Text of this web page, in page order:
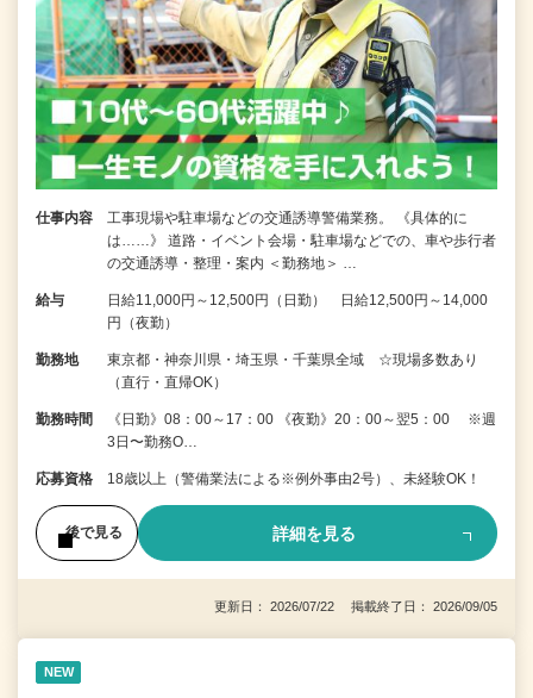
仕事内容
工事現場や駐車場などの交通誘導警備業務。 《具体的に
は……》 道路・イベント会場・駐車場などでの、車や歩行者
の交通誘導・整理・案内 ＜勤務地＞ …
給与
日給11,000円～12,500円（日勤） 日給12,500円～14,000
円（夜勤）
勤務地
東京都・神奈川県・埼玉県・千葉県全域 ☆現場多数あり
（直行・直帰OK）
勤務時間
《日勤》08：00～17：00 《夜勤》20：00～翌5：00 ※週
3日〜勤務O…
応募資格 18歳以上（警備業法による※例外事由2号）、未経験OK！
後で見る 詳細を見る
更新日： 2026/07/22 掲載終了日： 2026/09/05
NEW